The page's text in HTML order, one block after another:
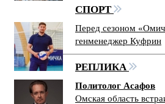
СПОРТ
Перед сезоном
генменеджер Куфрин
РЕПЛИКА
Политолог Асафов
Омская область